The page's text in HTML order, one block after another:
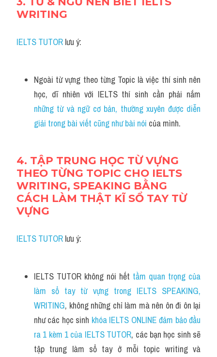
WRITING
IELTS TUTOR lưu ý:
Ngoài từ vựng theo từng Topic là việc thí sinh nên
những từ và ngữ cơ bản, thường xuyên được diễn
giải trong bài viết cũng như bài nói của mình.
4. TẬP TRUNG HỌC TỪ VỰNG
THEO TỪNG TOPIC CHO IELTS
WRITING, SPEAKING BẰNG
CÁCH LÀM THẬT KĨ SỔ TAY TỪ
VỰNG
IELTS TUTOR lưu ý:
IELTS TUTOR không nói hết tầm quan trọng của
làm sổ tay từ vựng trong IELTS SPEAKING,
WRITING, không những chỉ làm mà nên ôn đi ôn lại
như các học sinh khóa IELTS ONLINE đảm bảo đầu
ra 1 kèm 1 của IELTS TUTOR, các bạn học sinh sẽ
tập trung làm sổ tay ở mỗi topic writing và